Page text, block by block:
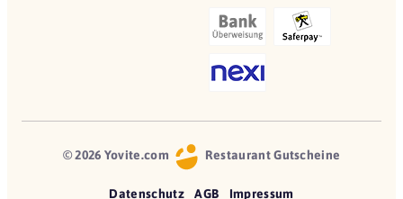
© 2026 Yovite.com Restaurant Gutscheine
Datenschutz AGB Impressum